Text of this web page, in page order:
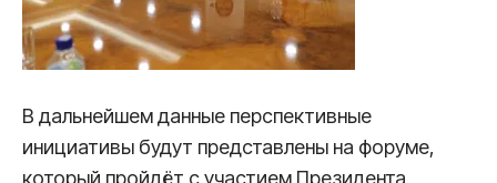
В дальнейшем данные перспективные
инициативы будут представлены на форуме,
который пройдёт с участием Президента